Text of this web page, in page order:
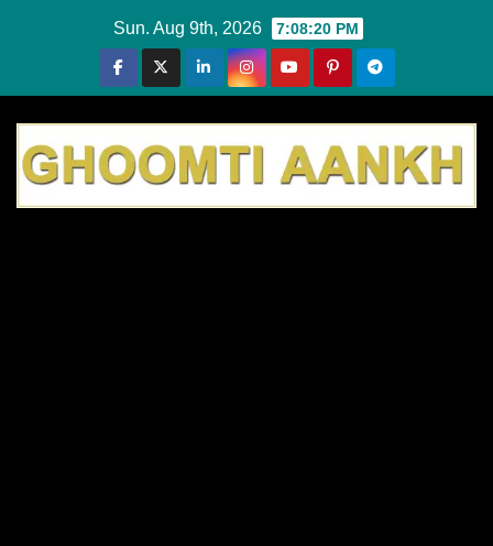
Sun. Aug 9th, 2026 7:08:20 PM